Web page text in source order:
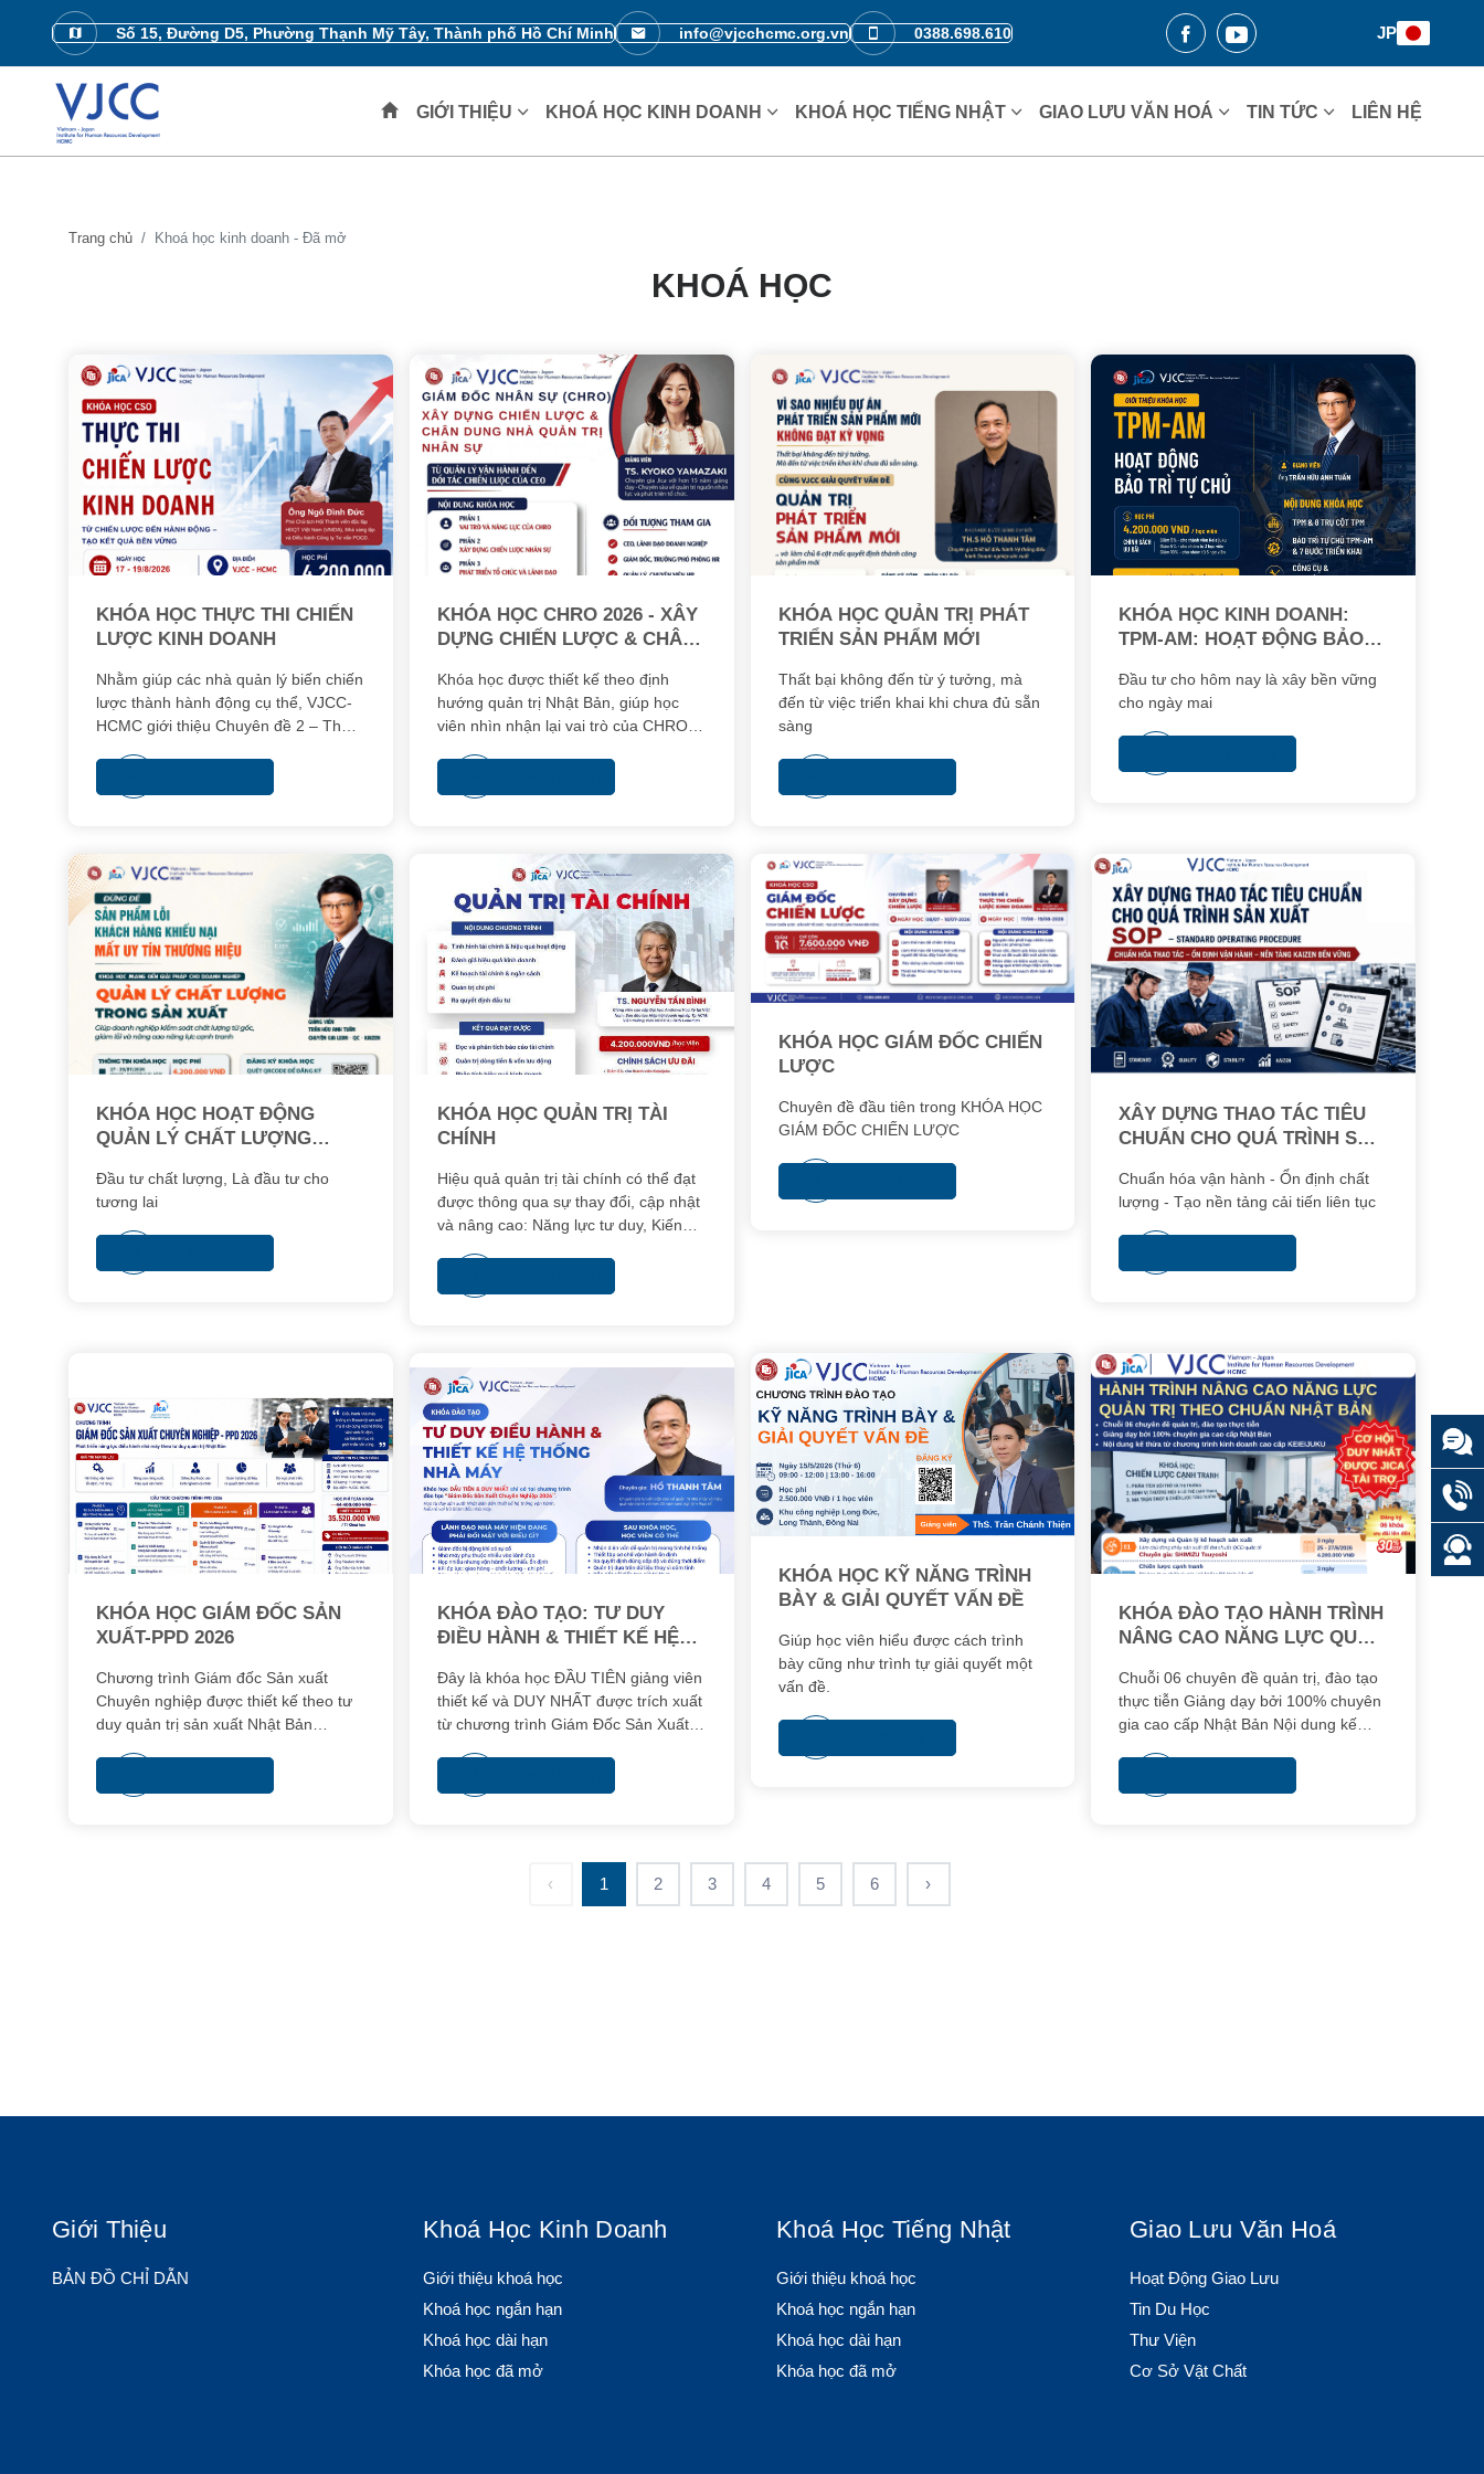
Số 15, Đường D5, Phường Thạnh Mỹ Tây, Thành phố Hồ Chí Minh info@vjcchcmc.org.vn 0388.698.610 JP
GIỚI THIỆU KHOÁ HỌC KINH DOANH KHOÁ HỌC TIẾNG NHẬT GIAO LƯU VĂN HOÁ TIN TỨC LIÊN HỆ
Trang chủ Khoá học kinh doanh - Đã mở
KHOÁ HỌC
KHÓA HỌC THỰC THI CHIẾN
LƯỢC KINH DOANH
Nhằm giúp các nhà quản lý biến chiến
lược thành hành động cụ thể, VJCC-
HCMC giới thiệu Chuyên đề 2 – Thực
(CSO). Khóa học tập trung vào
giúp doanh nghiệp xây dựng hệ thống
triển khai đồng bộ và nâng cao hiệu
quả thực hiện chiến lược trong toàn tổ
chức.
KHÓA HỌC CHRO 2026 - XÂY
DỰNG CHIẾN LƯỢC & CHÂN
SỰ
Khóa học được thiết kế theo định
hướng quản trị Nhật Bản, giúp học
viên nhìn nhận lại vai trò của CHRO
chức.
KHÓA HỌC QUẢN TRỊ PHÁT
TRIỂN SẢN PHẨM MỚI
Thất bại không đến từ ý tưởng, mà
đến từ việc triển khai khi chưa đủ sẵn
sàng
KHÓA HỌC KINH DOANH:
TPM-AM: HOẠT ĐỘNG BẢO
Đầu tư cho hôm nay là xây bền vững
cho ngày mai
KHÓA HỌC HOẠT ĐỘNG
QUẢN LÝ CHẤT LƯỢNG
Đầu tư chất lượng, Là đầu tư cho
tương lai
KHÓA HỌC QUẢN TRỊ TÀI
CHÍNH
Hiệu quả quản trị tài chính có thể đạt
được thông qua sự thay đổi, cập nhật
và nâng cao: Năng lực tư duy, Kiến
KHÓA HỌC GIÁM ĐỐC CHIẾN
LƯỢC
Chuyên đề đầu tiên trong KHÓA HỌC
GIÁM ĐỐC CHIẾN LƯỢC
XÂY DỰNG THAO TÁC TIÊU
CHUẨN CHO QUÁ TRÌNH SẢN
Chuẩn hóa vận hành - Ổn định chất
lượng - Tạo nền tảng cải tiến liên tục
KHÓA HỌC GIÁM ĐỐC SẢN
XUẤT-PPD 2026
Chương trình Giám đốc Sản xuất
Chuyên nghiệp được thiết kế theo tư
duy quản trị sản xuất Nhật Bản
gọn, hiệu quả và bền vững.
KHÓA ĐÀO TẠO: TƯ DUY
ĐIỀU HÀNH & THIẾT KẾ HỆ
Đây là khóa học ĐẦU TIÊN giảng viên
thiết kế và DUY NHẤT được trích xuất
từ chương trình Giám Đốc Sản Xuất
KHÓA HỌC KỸ NĂNG TRÌNH
BÀY & GIẢI QUYẾT VẤN ĐỀ
Giúp học viên hiểu được cách trình
bày cũng như trình tự giải quyết một
vấn đề.
KHÓA ĐÀO TẠO HÀNH TRÌNH
NÂNG CAO NĂNG LỰC QUẢN
Chuỗi 06 chuyên đề quản trị, đào tạo
thực tiễn Giảng dạy bởi 100% chuyên
gia cao cấp Nhật Bản Nội dung kế
‹ 1 2 3 4 5 6 ›
Giới Thiệu
BẢN ĐỒ CHỈ DẪN
Khoá Học Kinh Doanh
Giới thiệu khoá học
Khoá học ngắn hạn
Khoá học dài hạn
Khóa học đã mở
Khoá Học Tiếng Nhật
Giới thiệu khoá học
Khoá học ngắn hạn
Khoá học dài hạn
Khóa học đã mở
Giao Lưu Văn Hoá
Hoạt Động Giao Lưu
Tin Du Học
Thư Viện
Cơ Sở Vật Chất